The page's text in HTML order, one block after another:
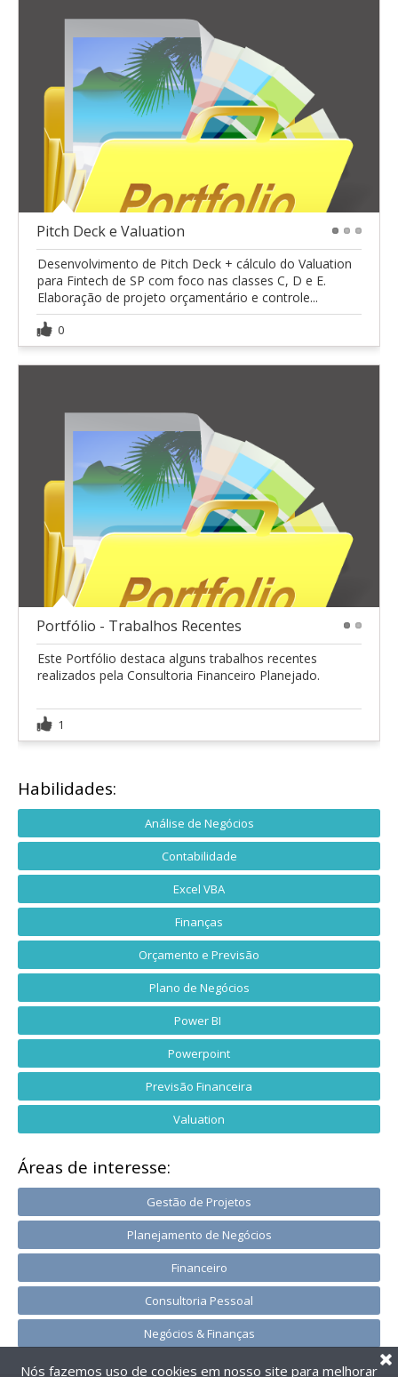
Pitch Deck e Valuation
Desenvolvimento de Pitch Deck + cálculo do Valuation
para Fintech de SP com foco nas classes C, D e E.
Elaboração de projeto orçamentário e controle...
0
Portfólio - Trabalhos Recentes
Este Portfólio destaca alguns trabalhos recentes
realizados pela Consultoria Financeiro Planejado.
1
Habilidades:
Análise de Negócios
Contabilidade
Excel VBA
Finanças
Orçamento e Previsão
Plano de Negócios
Power BI
Powerpoint
Previsão Financeira
Valuation
Áreas de interesse:
Gestão de Projetos
Planejamento de Negócios
Financeiro
Consultoria Pessoal
Negócios & Finanças
Nós fazemos uso de cookies em nosso site para melhorar